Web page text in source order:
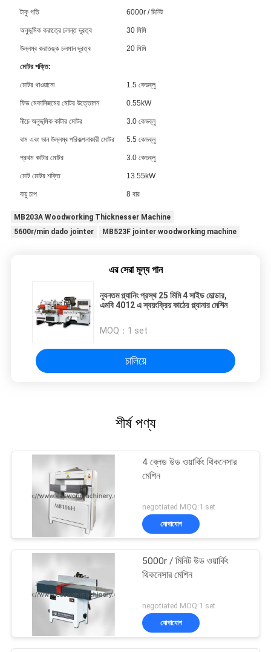
টাকু গতি 6000r / মিনিট
অনুভূমিক করাত্রে চলন্ত দূরত্ব 30 মিমি
উল্লম্ব করাতঙ্ক চলমান দূরত্ব 20 মিমি
মোটর শক্তি:
মোটর খাওয়ানো 1.5 কেডব্লু
ফিড মেকানিজমের মোটর উত্তোলন 0.55kW
নীচে অনুভূমিক কাটার মোটর 3.0 কেডব্লু
বাম এবং ডান উল্লম্ব পরিকল্পনাকারী মোটর 5.5 কেডব্লু
প্রথম কাটার মোটর 3.0 কেডব্লু
মোট মোটর শক্তি 13.55kW
বায়ু চাপ 8 বার
MB203A Woodworking Thicknesser Machine
5600r/min dado jointer
MB523F jointer woodworking machine
এর সেরা মূল্য পান
ন্যূনতম প্ল্যানিং প্রস্থ 25 মিমি 4 সাইড মোল্ডার,
এমবি 4012 এ স্বয়ংক্রিয় কাঠের প্ল্যানার মেশিন
MOQ： 1 set
চালিয়ে
শীর্ষ পণ্য
4 ব্লেড উড ওয়ার্কিং থিকনেসার
মেশিন
negotiated MOQ:1 set
যোগাযোগ
5000r / মিনিট উড ওয়ার্কিং
থিকনেসার মেশিন
negotiated MOQ:1 set
যোগাযোগ